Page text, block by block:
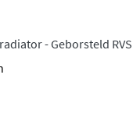
- Geborsteld RVS